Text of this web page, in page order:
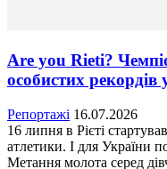
Are you Rieti?
особистих рекордів
Репортажі 16.07.2026
16 липня в Рієті
атлетики. І для України
Метання молота серед